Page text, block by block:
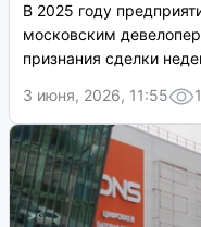
В 2025 году
московским
признания сделки
3 июня, 2026, 11:55